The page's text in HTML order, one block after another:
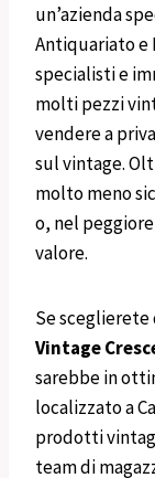
un’azienda
Antiquariato e
specialisti e
molti pezzi
vendere a
sul vintage.
molto meno
o, nel
valore.
Se
Vintage
sarebbe in
localizzato a
prodotti
team di